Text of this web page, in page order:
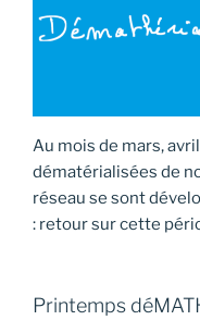
Au mois de mars,
dématérialisées de
réseau se sont
: retour sur cette
Printemps